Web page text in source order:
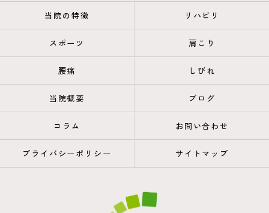
当院の特徴 リハビリ
スポーツ 肩こり
腰痛 しびれ
当院概要 ブログ
コラム お問い合わせ
プライバシーポリシー サイトマップ